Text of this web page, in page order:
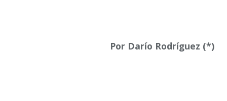
Por Darío Rodríguez (*)